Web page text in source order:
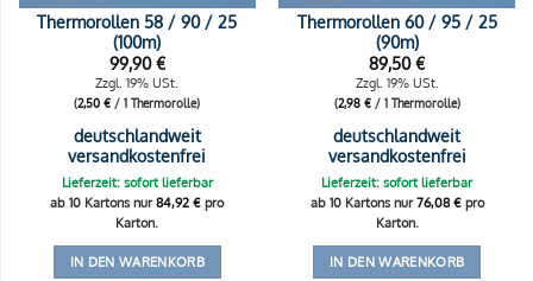
Thermorollen 58 / 90 / 25
(100m)
99,90€
Zzgl. 19% USt.
(2,50€ / 1 Thermorolle)
deutschlandweit
versandkostenfrei
Lieferzeit: sofort lieferbar
ab 10 Kartons nur84,92€ pro
Karton.
IN DEN WARENKORB
Thermorollen 60 / 95 / 25
(90m)
89,50€
Zzgl. 19% USt.
(2,98 €/ 1 Thermorolle)
deutschlandweit
versandkostenfrei
Lieferzeit: sofort lieferbar
ab 10 Kartons nur76,08€pro
Karton.
IN DEN WARENKORB